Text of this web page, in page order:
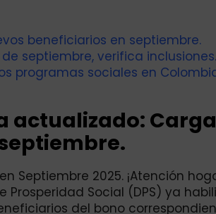
beneficiarios en septiembre.
septiembre, verifica inclusiones.
programas sociales en
actualizado:
Septiembre 2025. ¡Atención
Social (DPS) ya
del bono